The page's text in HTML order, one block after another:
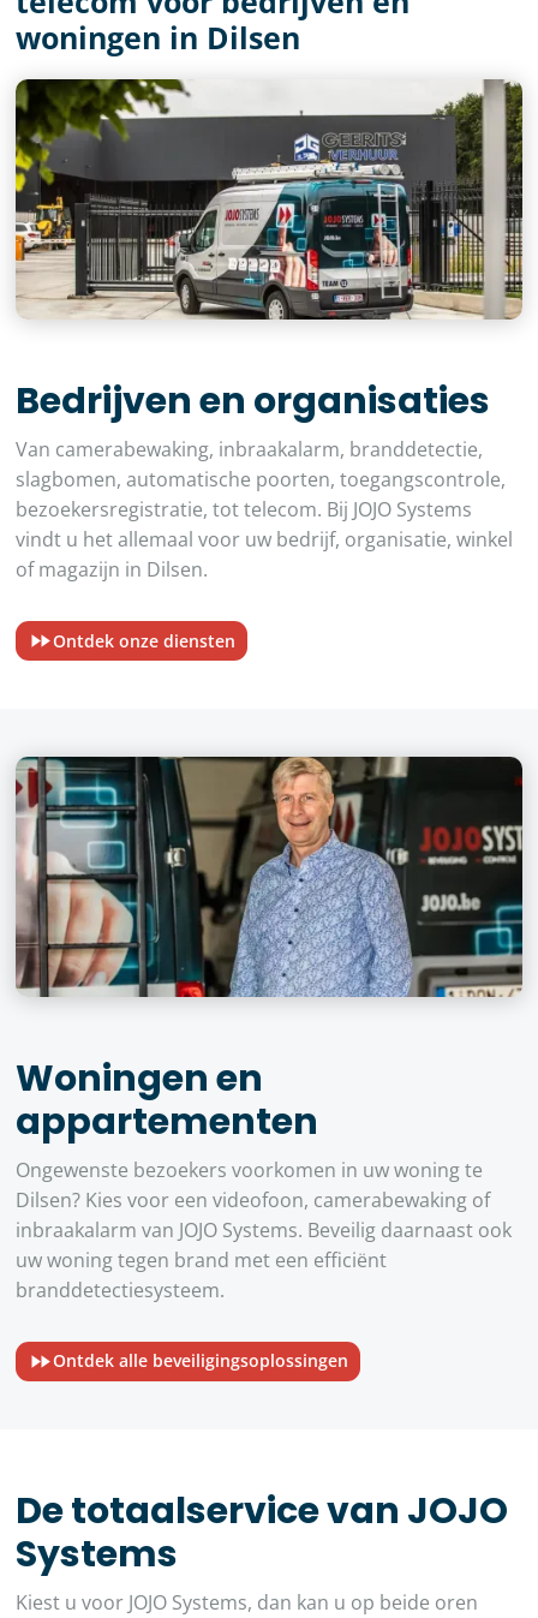
woningen in Dilsen
Bedrijven en organisaties
Van camerabewaking, inbraakalarm, branddetectie,
slagbomen, automatische poorten, toegangscontrole,
bezoekersregistratie, tot telecom. Bij JOJO Systems
vindt u het allemaal voor uw bedrijf, organisatie, winkel
of magazijn in Dilsen.
Ontdek onze diensten
Woningen en
appartementen
Ongewenste bezoekers voorkomen in uw woning te
Dilsen? Kies voor een videofoon, camerabewaking of
inbraakalarm van JOJO Systems. Beveilig daarnaast ook
uw woning tegen brand met een efficiënt
branddetectiesysteem.
Ontdek alle beveiligingsoplossingen
De totaalservice van JOJO
Systems
Kiest u voor JOJO Systems, dan kan u op beide oren